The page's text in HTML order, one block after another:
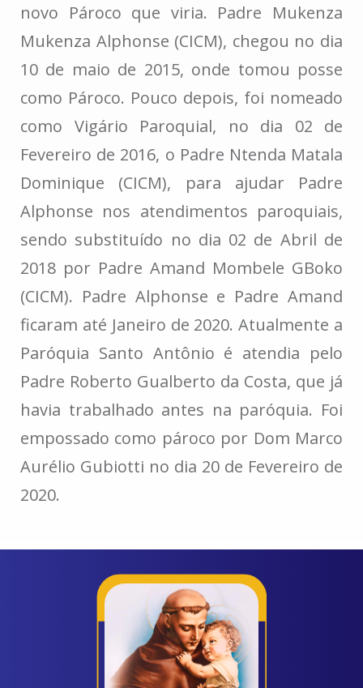
novo Pároco que viria. Padre Mukenza
Mukenza Alphonse (CICM), chegou no dia
10 de maio de 2015, onde tomou posse
como Pároco. Pouco depois, foi nomeado
como Vigário Paroquial, no dia 02 de
Fevereiro de 2016, o Padre Ntenda Matala
Dominique (CICM), para ajudar Padre
Alphonse nos atendimentos paroquiais,
sendo substituído no dia 02 de Abril de
2018 por Padre Amand Mombele GBoko
(CICM). Padre Alphonse e Padre Amand
ficaram até Janeiro de 2020. Atualmente a
Paróquia Santo Antônio é atendia pelo
Padre Roberto Gualberto da Costa, que já
havia trabalhado antes na paróquia. Foi
empossado como pároco por Dom Marco
Aurélio Gubiotti no dia 20 de Fevereiro de
2020.